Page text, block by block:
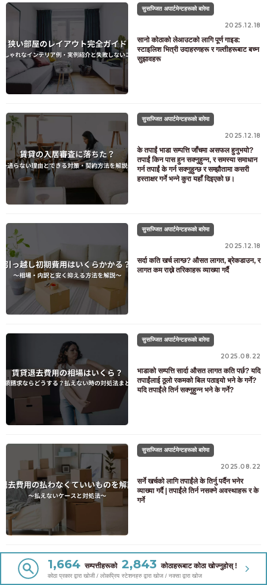
सुसज्जित अपार्टमेन्टहरूको बारेमा
2025.12.18
सानो कोठाको लेआउटको लागि पूर्ण गाइड:
स्टाइलिश भित्री उदाहरणहरू र गल्तीहरूबाट बच्न
सुझावहरू
सुसज्जित अपार्टमेन्टहरूको बारेमा
2025.12.18
के तपाईं भाडा सम्पत्ति जाँचमा असफल हुनुभयो?
तपाईं किन पास हुन सक्नुहुन्न, र समस्या समाधान
गर्न तपाईं के गर्न सक्नुहुन्छ र सम्झौतामा कसरी
हस्ताक्षर गर्ने भन्ने कुरा यहाँ दिइएको छ।
सुसज्जित अपार्टमेन्टहरूको बारेमा
2025.12.18
सर्दा कति खर्च लाग्छ? औसत लागत, ब्रेकडाउन, र
लागत कम राख्ने तरिकाहरू व्याख्या गर्दै
सुसज्जित अपार्टमेन्टहरूको बारेमा
2025.08.22
भाडाको सम्पत्ति सार्दा औसत लागत कति पर्छ? यदि
तपाईंलाई ठूलो रकमको बिल पठाइयो भने के गर्ने?
यदि तपाईंले तिर्न सक्नुहुन्न भने के गर्ने?
सुसज्जित अपार्टमेन्टहरूको बारेमा
2025.08.22
सर्ने खर्चको लागि तपाईंले के तिर्नु पर्दैन भनेर
व्याख्या गर्दै | तपाईंले तिर्न नसक्ने अवस्थाहरू र के
गर्ने
नयाँ लेखहरू 1,664 सम्पत्तीहरूको 2,843 कोठाहरूबाट कोठा खोज्नुहोस् !
कोठा प्रकार द्वारा खोजी / लोकप्रिय स्टेशनहरु द्वारा खोज / नक्सा द्वारा खोज